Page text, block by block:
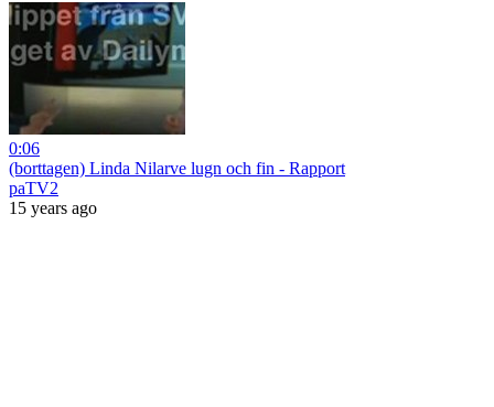
0:06
(borttagen) Linda Nilarve lugn och fin - Rapport
paTV2
15 years ago